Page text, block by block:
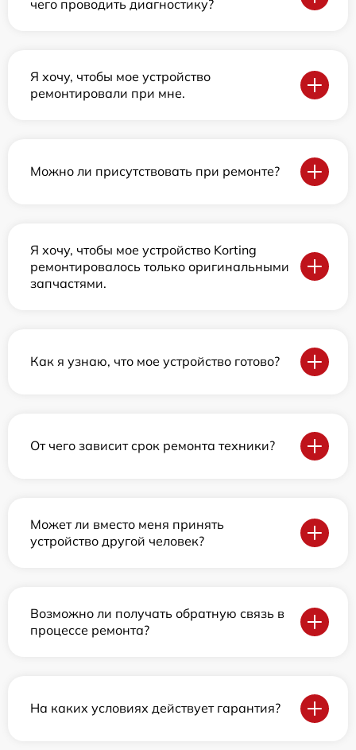
чего проводить диагностику?
Я хочу, чтобы мое устройство
ремонтировали при мне.
Можно ли присутствовать при ремонте?
Я хочу, чтобы мое устройство Korting
ремонтировалось только оригинальными
запчастями.
Как я узнаю, что мое устройство готово?
От чего зависит срок ремонта техники?
Может ли вместо меня принять
устройство другой человек?
Возможно ли получать обратную связь в
процессе ремонта?
На каких условиях действует гарантия?